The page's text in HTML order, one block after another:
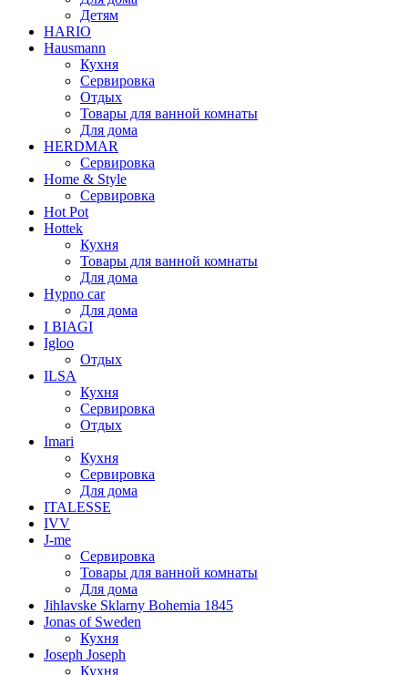
Детям
HARIO
Hausmann
Кухня
Сервировка
Отдых
Товары для ванной комнаты
Для дома
HERDMAR
Сервировка
Home & Style
Сервировка
Hot Pot
Hottek
Кухня
Товары для ванной комнаты
Для дома
Hypno car
Для дома
I BIAGI
Igloo
Отдых
ILSA
Кухня
Сервировка
Отдых
Imari
Кухня
Сервировка
Для дома
ITALESSE
IVV
J-me
Сервировка
Товары для ванной комнаты
Для дома
Jihlavske Sklarny Bohemia 1845
Jonas of Sweden
Кухня
Joseph Joseph
Кухня